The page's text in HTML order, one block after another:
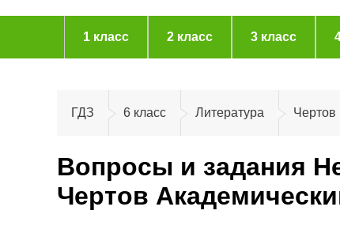
1 класс 2 класс 3 класс
ГДЗ 6 класс Литература Чертов
Вопросы и задания
Чертов